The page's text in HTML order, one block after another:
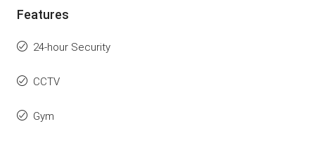
Features
24-hour Security
CCTV
Gym